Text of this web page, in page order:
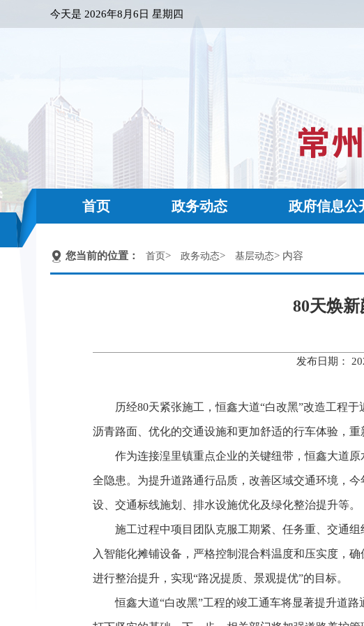
今天是 2026年8月6日 星期四
首页 政务动态 政府信息公
您当前的位置： 首页> 政务动态> 基层动态> 内容
80天焕
发布日期：
历经80天紧张施工，恒鑫大道“白改黑”改造工程
沥青路面、优化的交通设施和更加舒适的行车体验，
作为连接湟里镇重点企业的关键纽带，恒鑫大道
全隐患。为提升道路通行品质，改善区域交通环境，今
设、交通标线施划、排水设施优化及绿化整治提升等。
施工过程中项目团队克服工期紧、任务重、交通
入智能化摊铺设备，严格控制混合料温度和压实度，
进行整治提升，实现“路况提质、景观提优”的目标。
恒鑫大道“白改黑”工程的竣工通车将显著提升道